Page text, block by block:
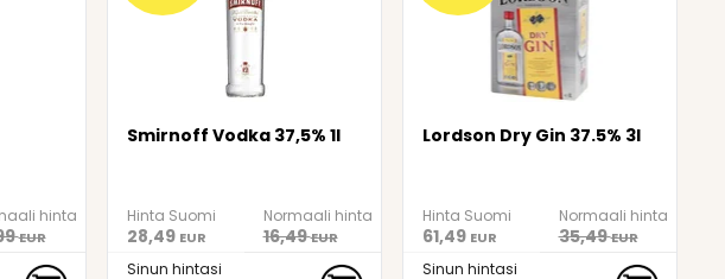
hinta
EUR
Smirnoff Vodka 37,5% 1l
Hinta Suomi
28,49 EUR
Normaali hinta
16,49EUR
Sinun hintasi
Lordson Dry Gin 37.5% 3l
Hinta Suomi
61,49 EUR
Normaali hinta
35,49EUR
Sinun hintasi